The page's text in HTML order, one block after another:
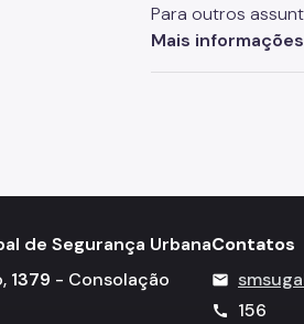
Para outros
Mais
de Segurança Urbana
1379 - Consolação
Contatos
mail
call 156